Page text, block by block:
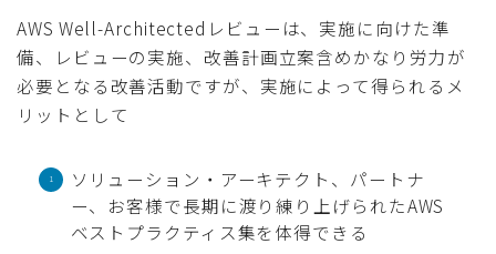
AWS Well-Architectedレビューは、実施に向けた準
備、レビューの実施、改善計画立案含めかなり労力が
必要となる改善活動ですが、実施によって得られるメ
リットとして
ソリューション・アーキテクト、パートナ
ー、お客様で長期に渡り練り上げられたAWS
ベストプラクティス集を体得できる